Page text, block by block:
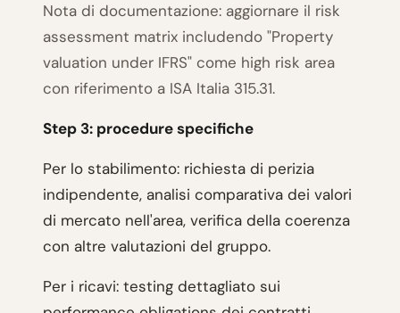
Nota di documentazione: aggiornare il risk
assessment matrix includendo "Property
valuation under IFRS" come high risk area
con riferimento a ISA Italia 315.31.
Step 3: procedure specifiche
Per lo stabilimento: richiesta di perizia
indipendente, analisi comparativa dei valori
di mercato nell'area, verifica della coerenza
con altre valutazioni del gruppo.
Per i ricavi: testing dettagliato sui